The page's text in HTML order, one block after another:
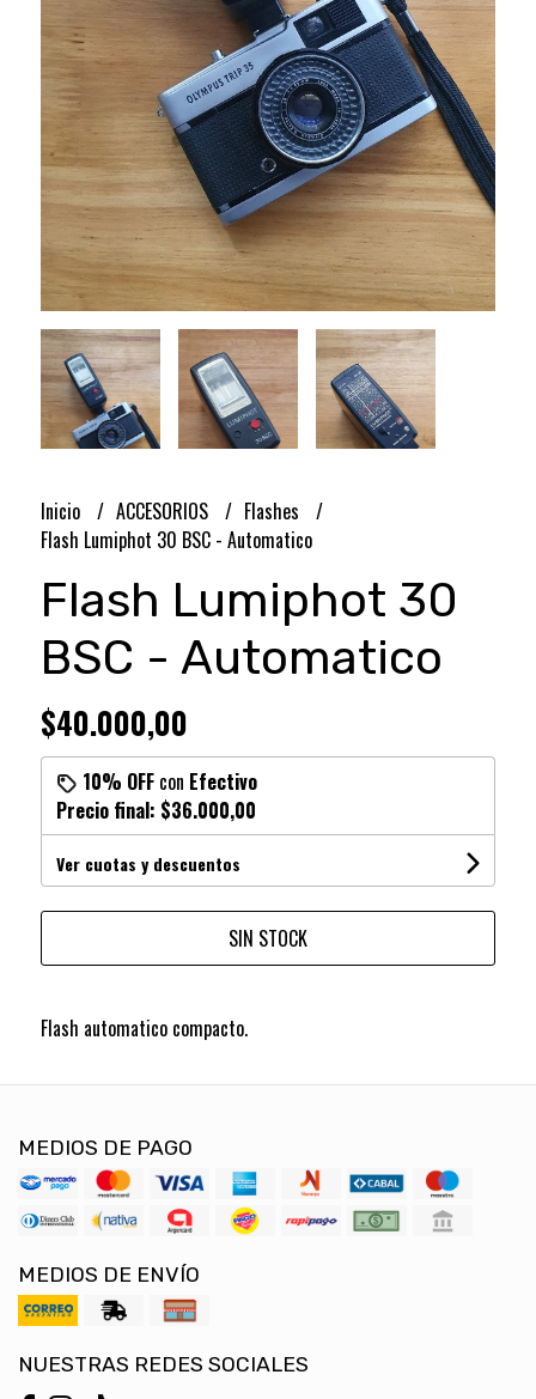
Inicio ACCESORIOS
Flashes
Flash Lumiphot 30 BSC - Automatico
Flash Lumiphot 30
BSC - Automatico
$40.000,00
10% OFFcon Efectivo
Precio final: $36.000,00
Ver cuotas y descuentos
SIN STOCK
Flash automatico compacto.
MEDIOS DE PAGO
MEDIOS DE ENVÍO
NUESTRAS REDES SOCIALES